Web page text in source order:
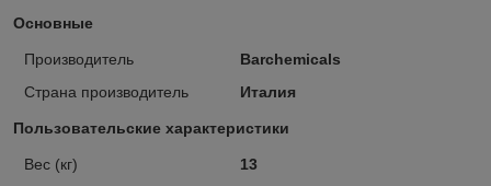
Основные
Производитель
Barchemicals
Страна производитель
Италия
Пользовательские характеристики
Вес (кг)
13